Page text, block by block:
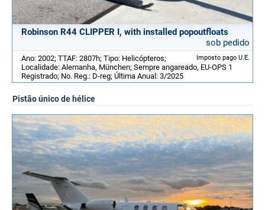
Robinson R44 CLIPPER I, with installed popoutfloats
sob pedido
Imposto pago U.E.
Ano: 2002; TTAF: 2807h; Tipo: Helicópteros;
Localidade: Alemanha, München; Sempre angareado, EU-OPS 1
Registrado; No. Reg.: D-reg; Última Anual: 3/2025
Pistão único de hélice